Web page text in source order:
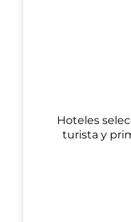
Hoteles
turista y